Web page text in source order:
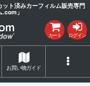
ト済みカーフィルム販売専門
」
カート ログイン
お買い物ガイド